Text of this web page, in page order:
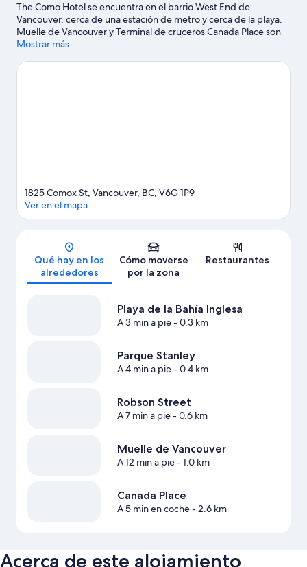
The Como Hotel se encuentra en el barrio West End de
Vancouver, cerca de una estación de metro y cerca de la playa.
Muelle de Vancouver y Terminal de cruceros Canada Place son
excelentes opciones para los que buscan unas vacaciones
Stanley y Ensenada de False Creek son lo que necesitas. ¿Te
Mostrar más
Mapa
1825 Comox St, Vancouver, BC, V6G 1P9
Ver en el mapa
Qué hay en los
alrededores
Cómo moverse
por la zona
Restaurantes
Playa de la Bahía Inglesa
A 3 min a pie- 0.3 km
Parque Stanley
A 4 min a pie- 0.4 km
Robson Street
A 7 min a pie- 0.6 km
Muelle de Vancouver
A 12 min a pie- 1.0 km
Canada Place
A 5 min en coche- 2.6 km
Acerca de este alojamiento